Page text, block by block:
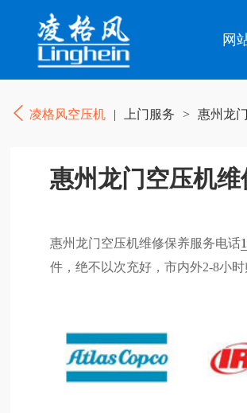
网
凌格风空压机 | 上门服务 > 惠州龙
惠州龙门空压机
惠州龙门空压机维修保养服务电话
件，绝不以次充好，市内外2-8小